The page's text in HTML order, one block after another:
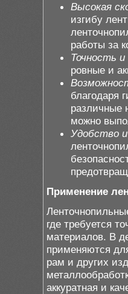
Высокая
изгибу
работы за
Точность
ровные и
благодаря
различные
можно
Удобство
Применение
где требуется
материалов. В
применяются
рам и других
аккуратная и